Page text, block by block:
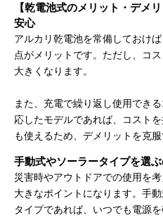
【乾電池式のメリット・デメ
安心
アルカリ乾電池を常備しておけ
点がメリットです。ただし、コ
大きくなります。
また、充電で繰り返し使用でき
応したモデルであれば、コスト
も使えるため、デメリットを克服
手動式やソーラータイプを選
災害時やアウトドアでの使用を
大きなポイントになります。手
タイプであれば、いつでも電源